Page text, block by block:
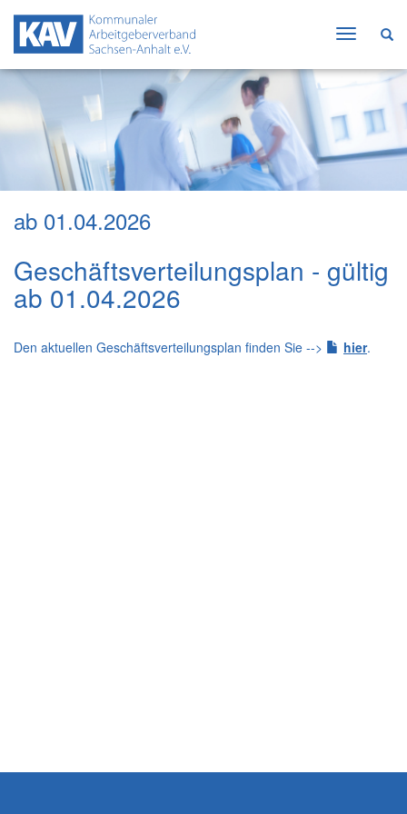
ab 01.04.2026
Geschäftsverteilungsplan - gültig
ab 01.04.2026
Den aktuellen Geschäftsverteilungsplan finden Sie --> hier.